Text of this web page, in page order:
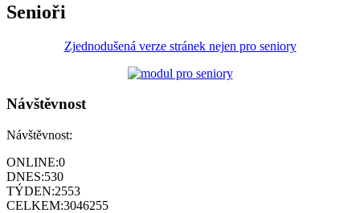
Senioři
Zjednodušená verze stránek nejen pro seniory
Návštěvnost
Návštěvnost:
ONLINE:0
DNES:530
TÝDEN:2553
CELKEM:3046255